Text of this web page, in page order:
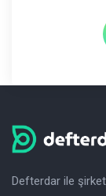
Defterdar ile